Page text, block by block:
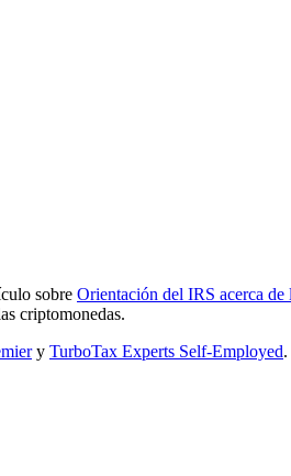
sobre Orientación del IRS acerca de
criptomonedas.
y TurboTax Experts Self-Employed.